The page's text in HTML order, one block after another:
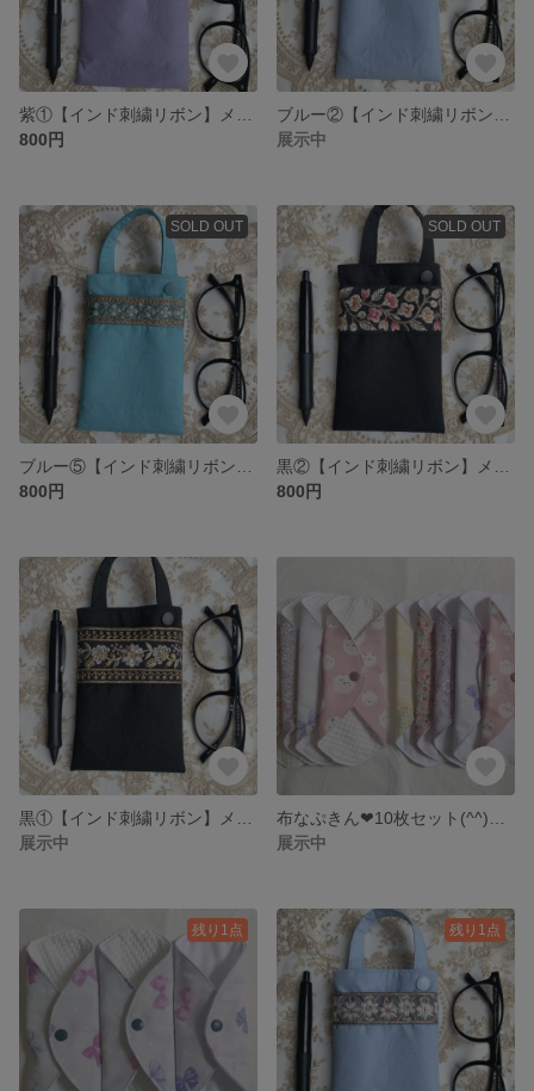
800円
展示中
SOLD OUT
800円
SOLD OUT
800円
展示中
展示中
残り1点 残り1点